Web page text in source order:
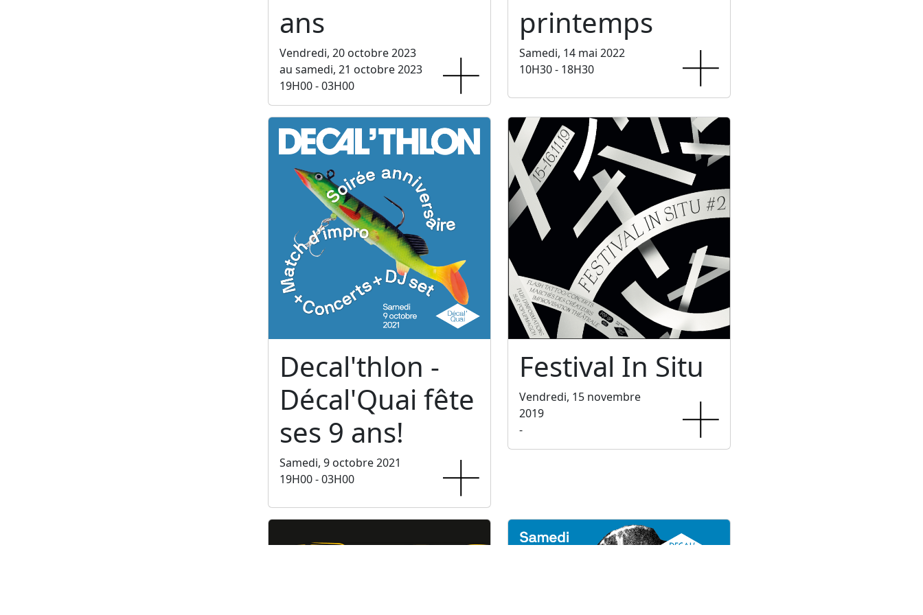
ans
Vendredi, 20 octobre 2023
au samedi, 21 octobre 2023
19H00 - 03H00
printemps
Samedi, 14 mai 2022
10H30 - 18H30
Decal'thlon -
Décal'Quai fête
ses 9 ans!
Samedi, 9 octobre 2021
19H00 - 03H00
Festival In Situ
Vendredi, 15 novembre
2019
-